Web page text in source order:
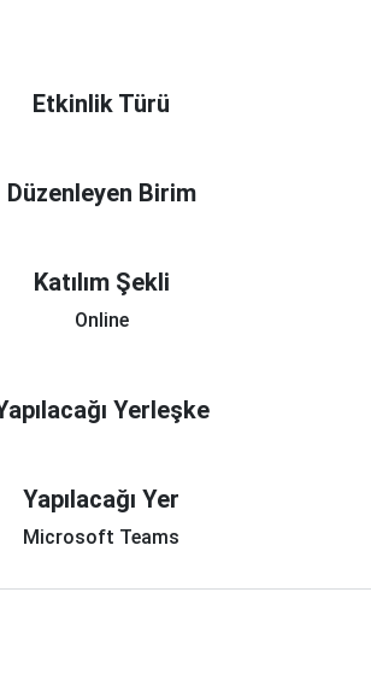
Etkinlik Türü
Düzenleyen Birim
Katılım Şekli
Online
Yerleşke
Yapılacağı Yer
Microsoft Teams